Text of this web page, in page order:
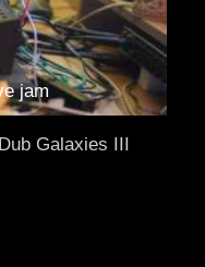
Später
01:28:57
Dub Techno ||
Thru It
jam
Galaxies III